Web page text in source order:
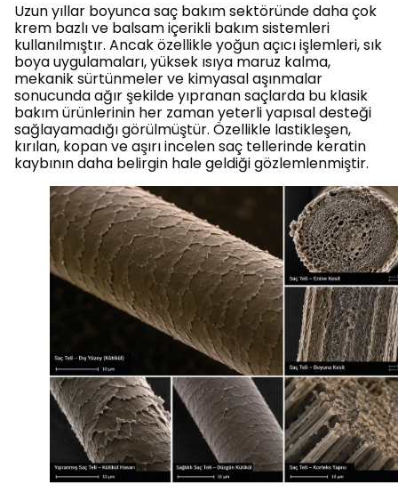
Uzun yıllar boyunca saç bakım sektöründe daha çok
krem bazlı ve balsam içerikli bakım sistemleri
kullanılmıştır. Ancak özellikle yoğun açıcı işlemleri, sık
boya uygulamaları, yüksek ısıya maruz kalma,
mekanik sürtünmeler ve kimyasal aşınmalar
sonucunda ağır şekilde yıpranan saçlarda bu klasik
bakım ürünlerinin her zaman yeterli yapısal desteği
sağlayamadığı görülmüştür. Özellikle lastikleşen,
kırılan, kopan ve aşırı incelen saç tellerinde keratin
kaybının daha belirgin hale geldiği gözlemlenmiştir.